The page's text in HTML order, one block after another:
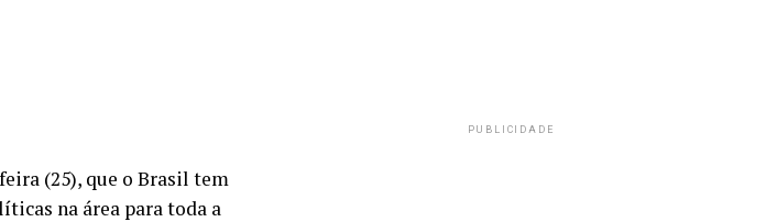
(25), que o Brasil tem
na área para toda a
PUBLICIDADE